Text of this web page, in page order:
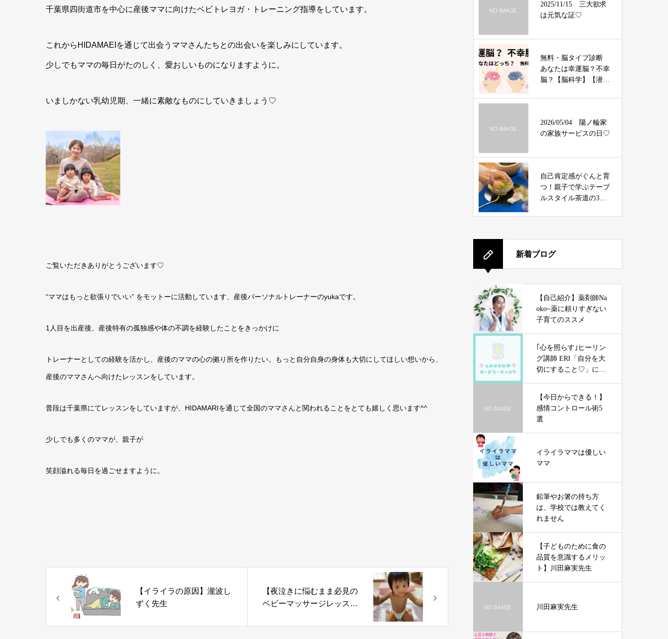
千葉県四街道市を中心に産後ママに向けたベビトレヨガ・トレーニング指導をしています。
これからHIDAMAEIを通じて出会うママさんたちとの出会いを楽しみにしています。
少しでもママの毎日がたのしく、愛おしいものになりますように。
いましかない乳幼児期、一緒に素敵なものにしていきましょう♡
ご覧いただきありがとうございます♡
“ママはもっと欲張りでいい” をモットーに活動しています、産後パーソナルトレーナーのyukaです。
1人目を出産後、産後特有の孤独感や体の不調を経験したことをきっかけに
トレーナーとしての経験を活かし、産後のママの心の拠り所を作りたい。もっと自分自身の身体も大切にしてほしい想いから、
産後のママさんへ向けたレッスンをしています。
普段は千葉県にてレッスンをしていますが、HIDAMARIを通じて全国のママさんと関われることをとても嬉しく思います^^
少しでも多くのママが、親子が
笑顔溢れる毎日を過ごせますように。
【イライラの原因】瀧波し
ずく先生
【夜泣きに悩むまま必見の
ベビーマッサージレッス
2025/11/15 三大欲求
は元気な証♡
無料・脳タイプ診断
あなたは幸運脳？不幸
脳？【脳科学】【潜在
2026/05/04 陽ノ輪家
の家族サービスの日♡
自己肯定感がぐんと育
つ！親子で学ぶテーブ
ルスタイル茶道の3つ
新着ブログ
【自己紹介】薬剤師Na
oko~薬に頼りすぎない
子育てのススメ
｢心を照らす｣ヒーリン
グ講師 ERI「自分を大
切にすること♡」につ
【今日からできる！】
感情コントロール術5
選
イライラママは優しい
ママ
鉛筆やお箸の持ち方
は、学校では教えてく
れません
【子どものために食の
品質を意識するメリッ
ト】川田麻実先生
川田麻実先生